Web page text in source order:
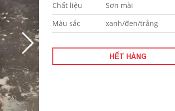
Chất liệu
Sơn mài
Màu sắc
xanh/đen/trắng
HẾT HÀNG